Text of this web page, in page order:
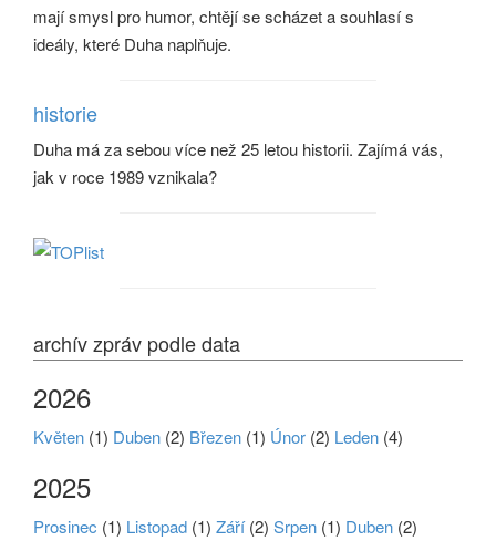
mají smysl pro humor, chtějí se scházet a souhlasí s
ideály, které Duha naplňuje.
historie
Duha má za sebou více než 25 letou historii. Zajímá vás,
jak v roce 1989 vznikala?
archív zpráv podle data
2026
Květen (1) Duben (2) Březen (1) Únor (2) Leden (4)
2025
Prosinec (1) Listopad (1) Září(2) Srpen (1) Duben (2)